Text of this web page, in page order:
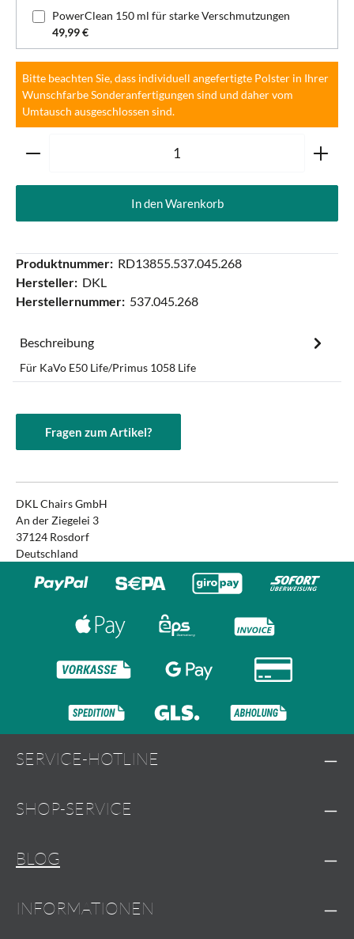
PowerClean 150 ml für starke Verschmutzungen
49,99 €
Bitte beachten Sie, dass individuell angefertigte Polster in Ihrer
Wunschfarbe Sonderanfertigungen sind und daher vom
Umtausch ausgeschlossen sind.
Produkt Anzahl: Gib den gewünschten Wert ein oder
In den Warenkorb
Produktnummer: RD13855.537.045.268
Hersteller: DKL
Herstellernummer: 537.045.268
Beschreibung
Für KaVo E50 Life/Primus 1058 Life
Fragen zum Artikel?
DKL Chairs GmbH
An der Ziegelei 3
37124 Rosdorf
Deutschland
SERVICE-HOTLINE
SHOP-SERVICE
BLOG
INFORMATIONEN